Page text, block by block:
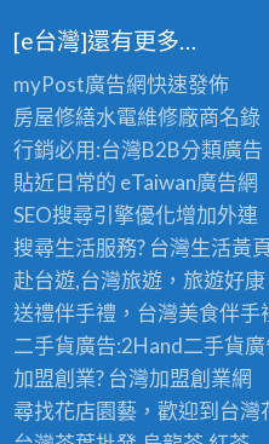
[e台灣]還有更多…
myPost廣告網快速發佈
房屋修繕水電維修廠商名錄
行銷必用:台灣B2B分類廣告
貼近日常的 eTaiwan廣告網
SEO搜尋引擎優化增加外連
搜尋生活服務? 台灣生活黃
赴台遊,台灣旅遊，旅遊好康
送禮伴手禮，台灣美食伴手
二手貨廣告:2Hand二手貨
加盟創業? 台灣加盟創業網
尋找花店園藝，歡迎到 台灣